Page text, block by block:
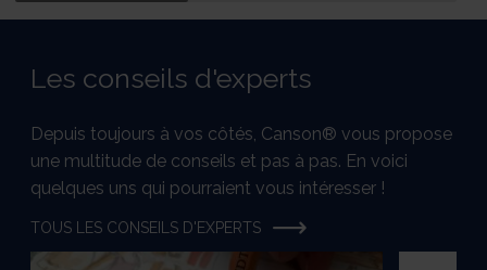
Les conseils d'experts
Depuis toujours à vos côtés, Canson® vous propose
une multitude de conseils et pas à pas. En voici
quelques uns qui pourraient vous intéresser !
TOUS LES CONSEILS D'EXPERTS